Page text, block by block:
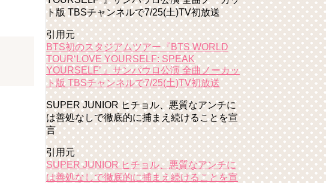
ト版 TBSチャンネルで7/25(土)TV初放送
引用元
BTS初のスタジアムツアー『BTS WORLD
TOUR‘LOVE YOURSELF: SPEAK
YOURSELF’ 』サンパウロ公演 全曲ノーカッ
ト版 TBSチャンネルで7/25(土)TV初放送
SUPER JUNIOR ヒチョル、悪質なアンチに
は善処なしで徹底的に捕まえ続けることを宣
言
引用元
SUPER JUNIOR ヒチョル、悪質なアンチに
は善処なしで徹底的に捕まえ続けることを宣